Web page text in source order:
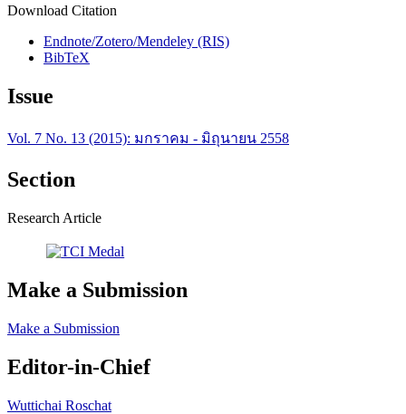
Download Citation
Endnote/Zotero/Mendeley (RIS)
BibTeX
Issue
Vol. 7 No. 13 (2015): มกราคม - มิถุนายน 2558
Section
Research Article
Make a Submission
Make a Submission
Editor-in-Chief
Wuttichai Roschat